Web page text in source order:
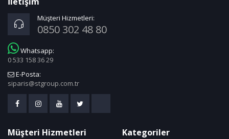
Müşteri Hizmetleri:
0850 302 48 80
Whatsapp:
0 533 158 36 29
E-Posta:
siparis@stgroup.com.tr
Müşteri Hizmetleri Kategoriler